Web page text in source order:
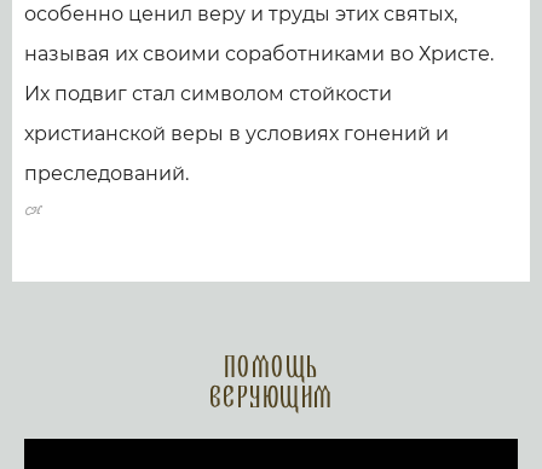
особенно ценил веру и труды этих святых,
называя их своими соработниками во Христе.
Их подвиг стал символом стойкости
христианской веры в условиях гонений и
преследований.
Помощь
верующим